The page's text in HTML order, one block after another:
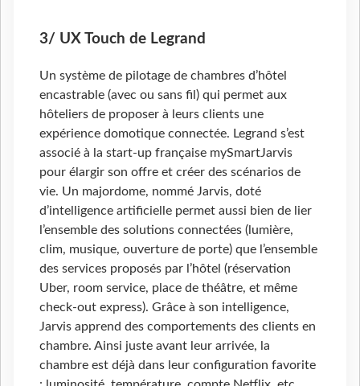
3/ UX Touch de Legrand
Un système de pilotage de chambres d’hôtel
encastrable (avec ou sans fil) qui permet aux
hôteliers de proposer à leurs clients une
expérience domotique connectée. Legrand s’est
associé à la start-up française mySmartJarvis
pour élargir son offre et créer des scénarios de
vie. Un majordome, nommé Jarvis, doté
d’intelligence artificielle permet aussi bien de lier
l’ensemble des solutions connectées (lumière,
clim, musique, ouverture de porte) que l’ensemble
des services proposés par l’hôtel (réservation
Uber, room service, place de théâtre, et même
check-out express). Grâce à son intelligence,
Jarvis apprend des comportements des clients en
chambre. Ainsi juste avant leur arrivée, la
chambre est déjà dans leur configuration favorite